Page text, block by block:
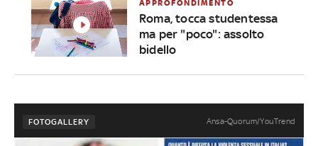
APPROFONDIMENTO
Roma, tocca studentessa
ma per "poco": assolto
bidello
FOTOGALLERY Ansa-Quorum/YouTrend